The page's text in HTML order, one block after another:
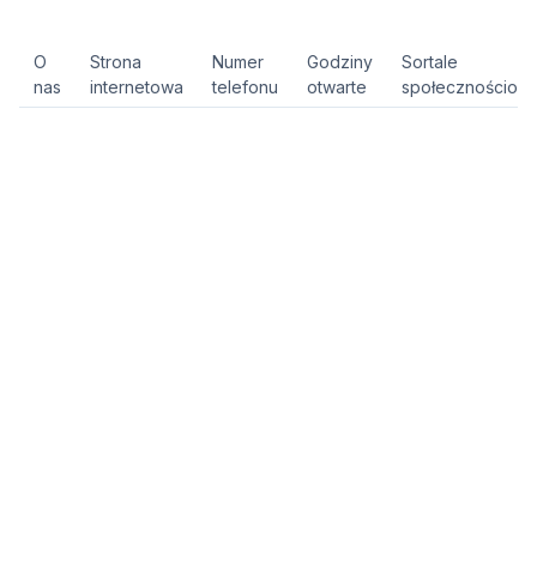
O
nas
Strona
internetowa
Numer
telefonu
Godziny
otwarte
Sortale